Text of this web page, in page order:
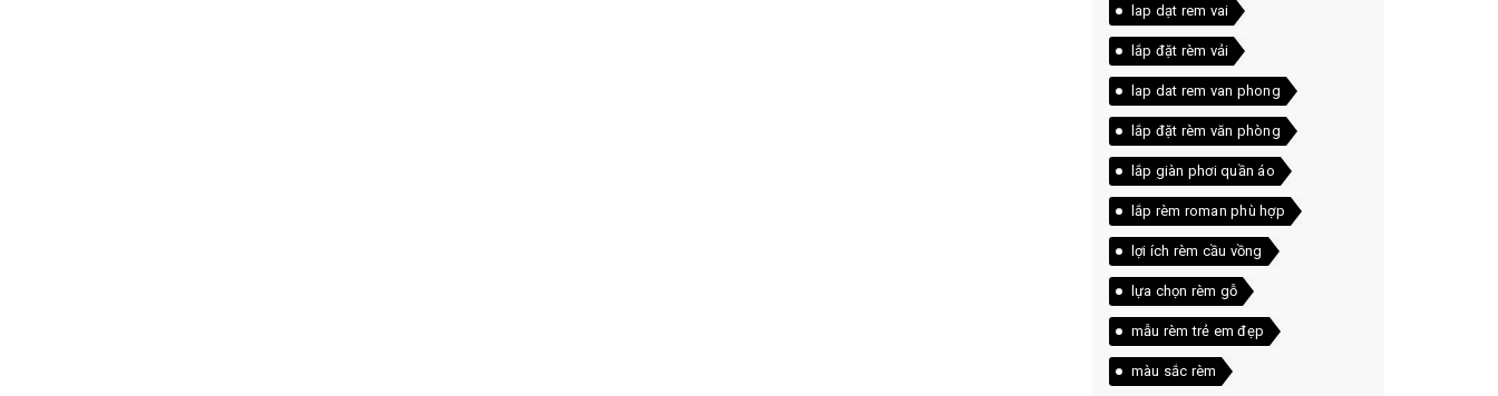
lap dạt rem vai
lắp đặt rèm vải
lap dat rem van phong
lắp đặt rèm văn phòng
lắp giàn phơi quần áo
lắp rèm roman phù hợp
lợi ích rèm cầu vồng
lựa chọn rèm gỗ
mẫu rèm trẻ em đẹp
màu sắc rèm